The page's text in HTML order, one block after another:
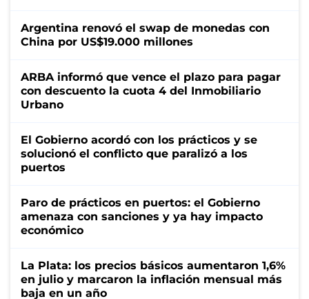
Argentina renovó el swap de monedas con
China por US$19.000 millones
ARBA informó que vence el plazo para pagar
con descuento la cuota 4 del Inmobiliario
Urbano
El Gobierno acordó con los prácticos y se
solucionó el conflicto que paralizó a los
puertos
Paro de prácticos en puertos: el Gobierno
amenaza con sanciones y ya hay impacto
económico
La Plata: los precios básicos aumentaron 1,6%
en julio y marcaron la inflación mensual más
baja en un año